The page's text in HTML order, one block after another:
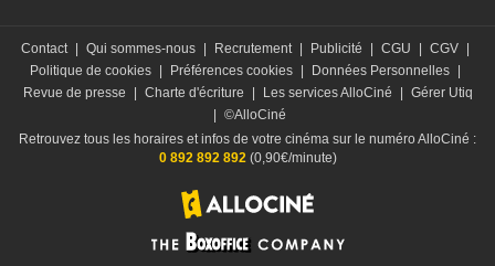
Contact | Qui sommes-nous | Recrutement | Publicité | CGU | CGV |
Politique de cookies | Préférences cookies | Données Personnelles |
Revue de presse
| Charte d'écriture | Les services AlloCiné | Gérer Utiq
| ©AlloCiné
Retrouvez tous les horaires et infos de votre cinéma sur le numéro AlloCiné :
0 892 892 892(0,90€/minute)